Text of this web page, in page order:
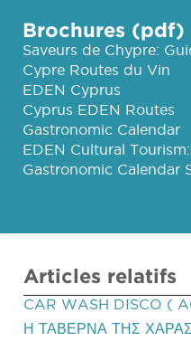
Brochures (pdf)
Saveurs de Chypre:
Cypre Routes du Vin
EDEN Cyprus
Cyprus EDEN Routes
Gastronomic Calendar
EDEN Cultural
Gastronomic Calendar
Articles relatifs
CAR WASH DISCO (
Η ΤΑΒΕΡΝΑ ΤΗΣ ΧΑΡΑΣ